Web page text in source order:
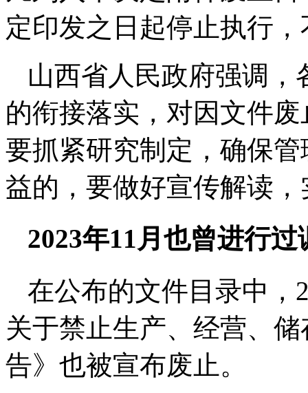
定印发之日起停止执行
山西省人民政府强调
的衔接落实，对因文件
要抓紧研究制定，确保
益的，要做好宣传解读
2023年11月也曾进行过
在公布的文件目录中，
关于禁止生产、经营、
告》也被宣布废止。